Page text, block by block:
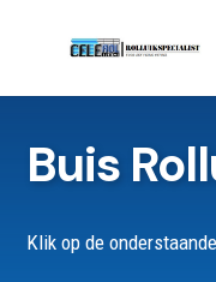
Buis
Klik op de